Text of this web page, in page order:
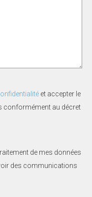
et accepter le
conformément au décret
de mes données
des communications